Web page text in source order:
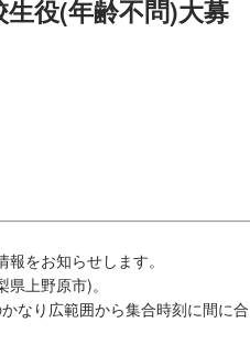
役(年齢不問)大募
をお知らせします。
上野原市)。
なり広範囲から集合時刻に間に合